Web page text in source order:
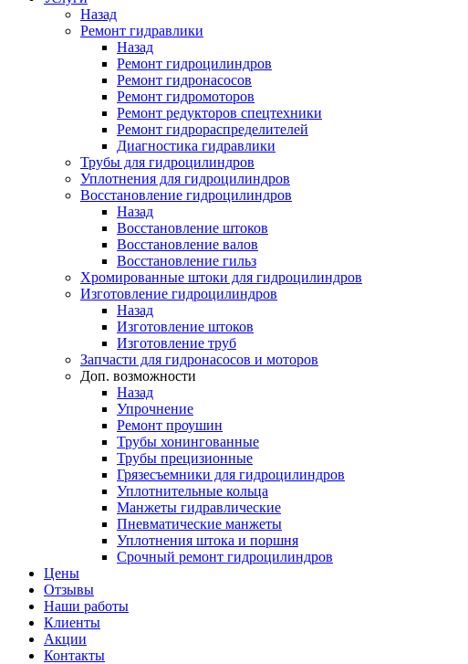
Назад
Ремонт гидравлики
Назад
Ремонт гидроцилиндров
Ремонт гидронасосов
Ремонт гидромоторов
Ремонт редукторов спецтехники
Ремонт гидрораспределителей
Диагностика гидравлики
Трубы для гидроцилиндров
Уплотнения для гидроцилиндров
Восстановление гидроцилиндров
Назад
Восстановление штоков
Восстановление валов
Восстановление гильз
Хромированные штоки для гидроцилиндров
Изготовление гидроцилиндров
Назад
Изготовление штоков
Изготовление труб
Запчасти для гидронасосов и моторов
Доп. возможности
Назад
Упрочнение
Ремонт проушин
Трубы хонингованные
Трубы прецизионные
Грязесъемники для гидроцилиндров
Уплотнительные кольца
Манжеты гидравлические
Пневматические манжеты
Уплотнения штока и поршня
Срочный ремонт гидроцилиндров
Цены
Отзывы
Наши работы
Клиенты
Акции
Контакты